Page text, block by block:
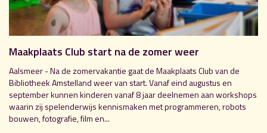
Maakplaats Club start na de zomer weer
Aalsmeer - Na de zomervakantie gaat de Maakplaats Club van de
Bibliotheek Amstelland weer van start. Vanaf eind augustus en
september kunnen kinderen vanaf 8 jaar deelnemen aan workshops
waarin zij spelenderwijs kennismaken met programmeren, robots
bouwen, fotografie, film en...